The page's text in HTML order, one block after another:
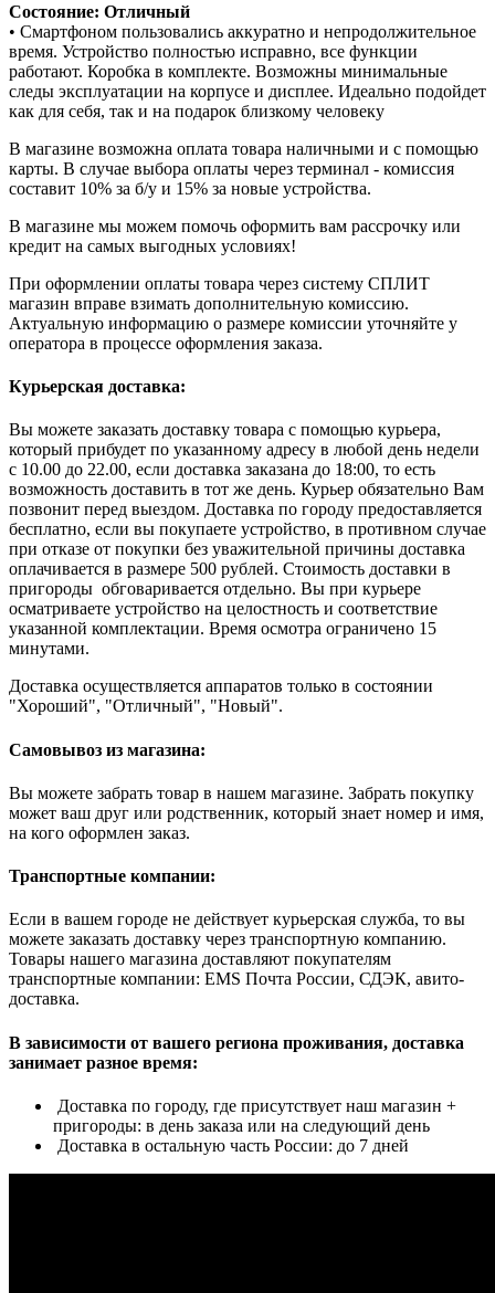
Состояние: Отличный
• Смартфоном пользовались аккуратно и непродолжительное
время. Устройство полностью исправно, все функции
работают. Коробка в комплекте. Возможны минимальные
следы эксплуатации на корпусе и дисплее. Идеально подойдет
как для себя, так и на подарок близкому человеку
В магазине возможна оплата товара наличными и с помощью
карты. В случае выбора оплаты через терминал - комиссия
составит 10% за б/у и 15% за новые устройства.
В магазине мы можем помочь оформить вам рассрочку или
кредит на самых выгодных условиях!
При оформлении оплаты товара через систему СПЛИТ
магазин вправе взимать дополнительную комиссию.
Актуальную информацию о размере комиссии уточняйте у
оператора в процессе оформления заказа.
Курьерская доставка:
Вы можете заказать доставку товара с помощью курьера,
который прибудет по указанному адресу в любой день недели
с 10.00 до 22.00, если доставка заказана до 18:00, то есть
возможность доставить в тот же день. Курьер обязательно Вам
позвонит перед выездом. Доставка по городу предоставляется
бесплатно, если вы покупаете устройство, в противном случае
при отказе от покупки без уважительной причины доставка
оплачивается в размере 500 рублей. Стоимость доставки в
пригороды обговаривается отдельно. Вы при курьере
осматриваете устройство на целостность и соответствие
указанной комплектации. Время осмотра ограничено 15
минутами.
Доставка осуществляется аппаратов только в состоянии
"Хороший", "Отличный", "Новый".
Самовывоз из магазина:
Вы можете забрать товар в нашем магазине. Забрать покупку
может ваш друг или родственник, который знает номер и имя,
на кого оформлен заказ.
Транспортные компании:
Если в вашем городе не действует курьерская служба, то вы
можете заказать доставку через транспортную компанию.
Товары нашего магазина доставляют покупателям
транспортные компании: EMS Почта России, СДЭК, авито-
доставка.
В зависимости от вашего региона проживания, доставка
занимает разное время:
Доставка по городу, где присутствует наш магазин +
пригороды: в день заказа или на следующий день
Доставка в остальную часть России: до 7 дней